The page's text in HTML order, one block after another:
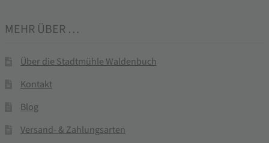
MEHR ÜBER …
Über die Stadtmühle Waldenbuch
Kontakt
Blog
Versand- & Zahlungsarten